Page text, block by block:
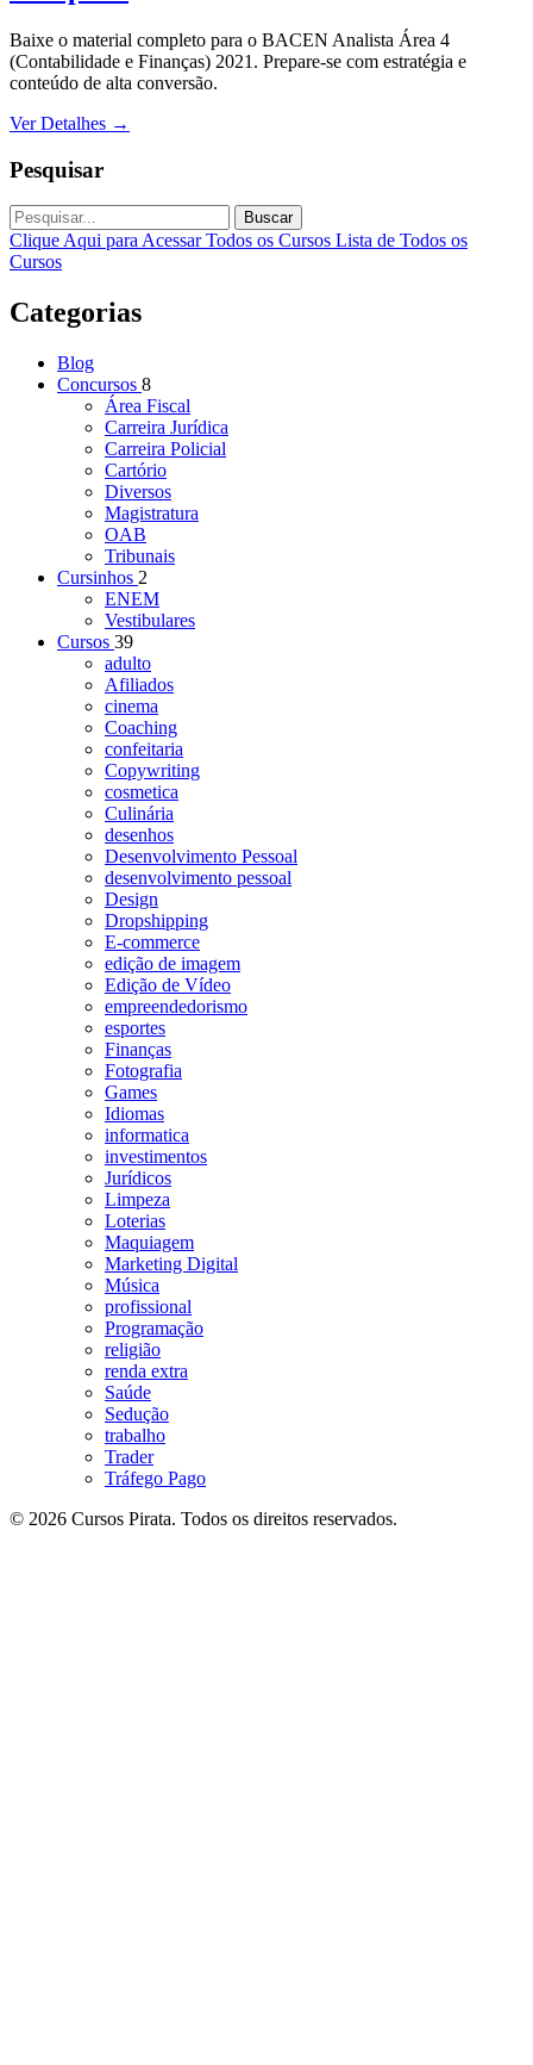
Baixe o material completo para o BACEN Analista Área 4
(Contabilidade e Finanças) 2021. Prepare-se com estratégia e
conteúdo de alta conversão.
Ver Detalhes →
Pesquisar
Buscar
Clique Aqui para Acessar Todos os Cursos Lista de Todos os
Cursos
Categorias
Blog
Concursos 8
Área Fiscal
Carreira Jurídica
Carreira Policial
Cartório
Diversos
Magistratura
OAB
Tribunais
Cursinhos 2
ENEM
Vestibulares
Cursos 39
adulto
Afiliados
cinema
Coaching
confeitaria
Copywriting
cosmetica
Culinária
desenhos
Desenvolvimento Pessoal
desenvolvimento pessoal
Design
Dropshipping
E-commerce
edição de imagem
Edição de Vídeo
empreendedorismo
esportes
Finanças
Fotografia
Games
Idiomas
informatica
investimentos
Jurídicos
Limpeza
Loterias
Maquiagem
Marketing Digital
Música
profissional
Programação
religião
renda extra
Saúde
Sedução
trabalho
Trader
Tráfego Pago
© 2026 Cursos Pirata. Todos os direitos reservados.